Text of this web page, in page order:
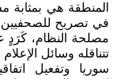
المنطقة هي بمثابة
في تصريح
مصلحة النظام،
تتناقله وسائل
سوريا وتفعيل